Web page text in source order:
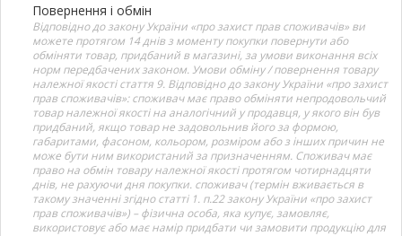
Повернення і обмін
Відповідно до закону України «про захист прав споживачів» ви
можете протягом 14 днів з моменту покупки повернути або
обміняти товар, придбаний в магазині, за умови виконання всіх
норм передбачених законом. Умови обміну / повернення товару
належної якості стаття 9. Відповідно до закону України «про захист
прав споживачів»: споживач має право обміняти непродовольчий
товар належної якості на аналогічний у продавця, у якого він був
придбаний, якщо товар не задовольнив його за формою,
габаритами, фасоном, кольором, розміром або з інших причин не
може бути ним використаний за призначенням. Споживач має
право на обмін товару належної якості протягом чотирнадцяти
днів, не рахуючи дня покупки. споживач (термін вживається в
такому значенні згідно статті 1. п.22 закону України «про захист
прав споживачів») – фізична особа, яка купує, замовляє,
використовує або має намір придбати чи замовити продукцію для